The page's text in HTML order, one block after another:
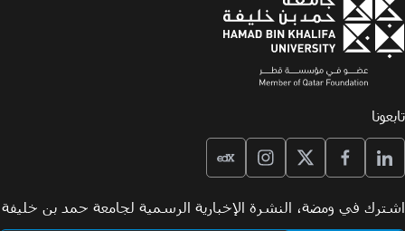
تابعونا
اشترك في ومضة، النشرة الإخبارية الرسمية لجامعة حمد بن خليفة